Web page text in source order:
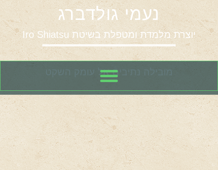
נעמי גולדברג
יוצרת מלמדת ומטפלת בשיטת
מובילה נתיבים אל עומק השקט